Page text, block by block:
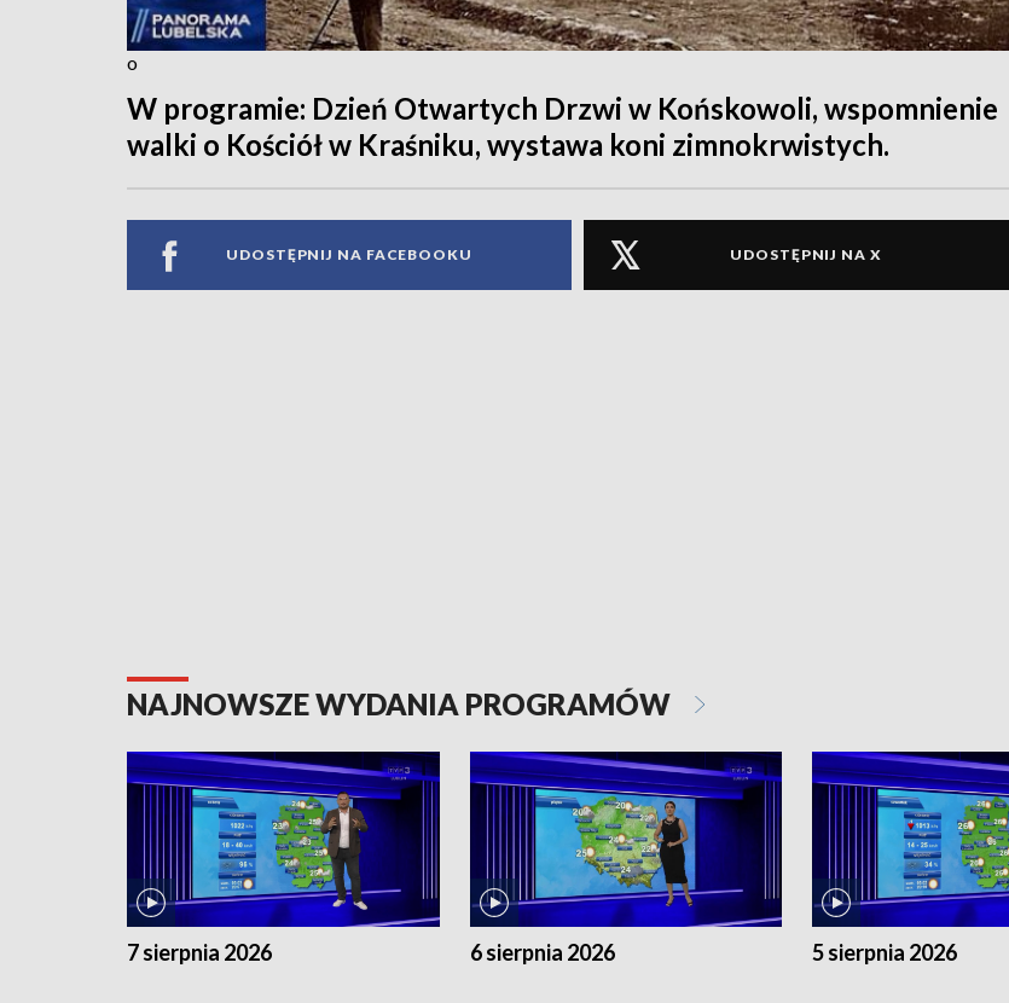
o
W programie: Dzień Otwartych Drzwi w Końskowoli, wspomnienie
walki o Kościół w Kraśniku, wystawa koni zimnokrwistych.
UDOSTĘPNIJ NA FACEBOOKU UDOSTĘPNIJ NA X
NAJNOWSZE WYDANIA PROGRAMÓW
7 sierpnia 2026 6 sierpnia 2026 5 sierpnia 2026